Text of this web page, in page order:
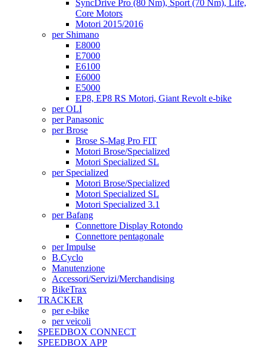
SyncDrive Pro (80 Nm), Sport (70 Nm), Life,
Core Motors
Motori 2015/2016
per Shimano
E8000
E7000
E6100
E6000
E5000
EP8, EP8 RS Motori, Giant Revolt e-bike
per OLI
per Panasonic
per Brose
Brose S-Mag Pro FIT
Motori Brose/Specialized
Motori Specialized SL
per Specialized
Motori Brose/Specialized
Motori Specialized SL
Motori Specialized 3.1
per Bafang
Connettore Display Rotondo
Connettore pentagonale
per Impulse
B.Cyclo
Manutenzione
Accessori/Servizi/Merchandising
BikeTrax
TRACKER
per e-bike
per veicoli
SPEEDBOX CONNECT
SPEEDBOX APP